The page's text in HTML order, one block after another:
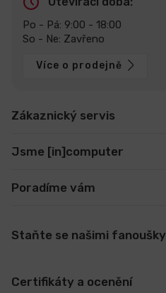
Po - Pá: 9:00 - 18:00
So - Ne: Zavřeno
Více o prodejně
Zákaznický servis
Jsme [in]computer
Poradíme vám
Staňte se našimi fanoušky
Certifikáty a ocenění